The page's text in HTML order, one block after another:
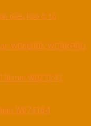
điều hòa ô tô
W066005 WORKPRO
W021243
W074184